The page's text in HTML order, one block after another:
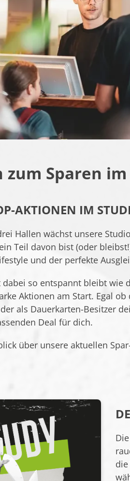
Sparen im
AKTIONEN IM
Hallen wächst unsere
Teil davon bist (oder
und der perfekte
so entspannt bleibt wie
Aktionen am Start. Egal
als Dauerkarten-Besitzer
Deal für dich.
über unsere aktuellen